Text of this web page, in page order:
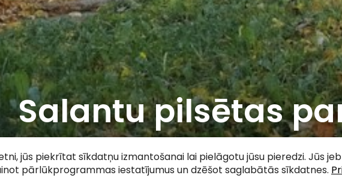
Salantu pilsētas
Facebook
WhatsApp
XDraugiem
Copy
Link
Share
jūs piekrītat sīkdatņu izmantošanai lai pielāgotu jūsu pieredzi. Jūs
pārlūkprogrammas iestatījumus un dzēšot saglabātās sīkdatnes.